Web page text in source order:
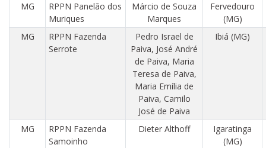
MG
RPPN Panelão dos
Muriques
Márcio de Souza
Marques
Fervedouro
(MG)
MG
RPPN Fazenda
Serrote
Pedro Israel de
Paiva, José André
de Paiva, Maria
Teresa de Paiva,
Maria Emília de
Paiva, Camilo
José de Paiva
Ibiá (MG)
MG
RPPN Fazenda
Samoinho
Dieter Althoff
Igaratinga
(MG)